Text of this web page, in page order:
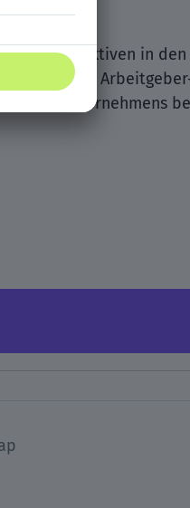
Perspektiven in den
auf “Zur
Unternehmens